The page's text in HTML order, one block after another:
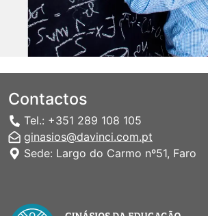
Contactos
Tel.: +351 289 108 105
ginasios@davinci.com.pt
Sede: Largo do Carmo nº51, Faro